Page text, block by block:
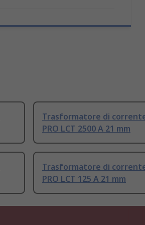
Trasformatore di
PRO LCT 2500 A 21 mm
Trasformatore di
PRO LCT 125 A 21 mm